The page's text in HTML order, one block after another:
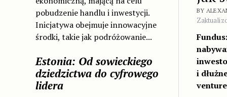
pobudzenie handlu i inwestycji.
Inicjatywa obejmuje innowacyjne
środki, takie jak podróżowanie...
Estonia: Od sowieckiego
dziedzictwa do cyfrowego
lidera
BY
i